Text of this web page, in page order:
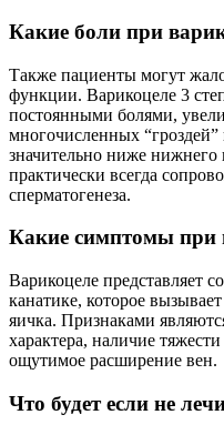
Какие боли при
Также пациенты могут
функции. Варикоцеле 3
постоянными болями,
многочисленных
значительно ниже нижнего
практически всегда
сперматогенеза.
Какие симптомы при
Варикоцеле представляет
канатике, которое
яичка. Признаками
характера, наличие
ощутимое расширение вен.
Что будет если не